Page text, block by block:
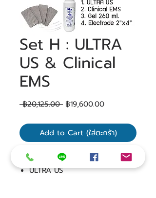
Set H : ULTRA
US & Clinical
EMS
฿20,125.00 ราคา
฿19,600.00ราคา
ลด
Add to Cart (ใส่ตะกร้า)
โปรโมชั่นสุดคุ้ม
ULTRA US